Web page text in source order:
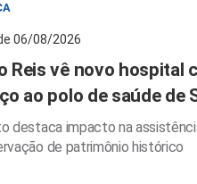
06/08/2026
Reis vê novo hospital
ao polo de saúde de
destaca impacto na
de patrimônio histórico